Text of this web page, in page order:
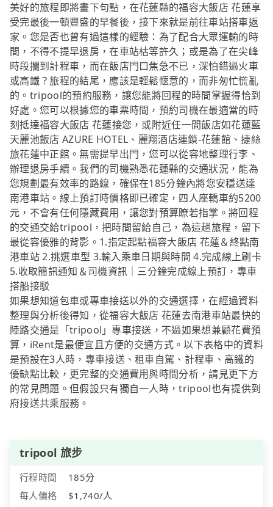
美好的旅程即將畫下句點，在花蓮縣的福容大飯店 花蓮享
受完最後一頓豐盛的早餐後，接下來就是前往車站搭車返
家。您是否也曾有過這樣的經驗：為了配合大眾運輸的時
間，不得不提早退房，在車站枯等許久；或是為了在尖峰
時段攔到計程車，而在飯店門口焦急不已，深怕錯過火車
或高鐵？旅程的結尾，應該是輕鬆愜意的，而非匆忙慌亂
的。tripool的預約服務，讓您能將回程的時間掌握得恰到
好處。您可以根據您的車票時間，預約司機在最適當的時
刻抵達福容大飯店 花蓮接您，或附近任一間飯店如花蓮藍
天麗池飯店 AZURE HOTEL、麗翔酒店連鎖-花蓮館、捷絲
旅花蓮中正館。無需提早出門，您可以從容地整理行李、
辦理退房手續。我們的司機熟悉花蓮縣的交通狀況，能為
您規劃最有效率的路線，確保在185分鐘內將您安穩送達
南港車站。線上預訂時價格即已確定，四人座轎車約5200
元，不會有任何隱藏費用，讓您對預算瞭若指掌。將回程
的交通交給tripool，把時間留給自己，為這趟旅程，留下
最從容優雅的背影。1.指定起點福容大飯店 花蓮＆終點南
港車站 2.挑選車型 3.輸入乘車日期與時間 4.完成線上刷卡
5.收取簡訊通知＆司機資訊｜三分鐘完成線上預訂，專車
搭船接駁
如果想知道包車或專車接送以外的交通選擇，在經過資料
整理與分析後得知，從福容大飯店 花蓮去南港車站最快的
陸路交通是「tripool」專車接送，不過如果想兼顧花費預
算，iRent是最便宜且方便的交通方式。以下表格中的資料
是預設在3人時，專車接送、租車自駕、計程車、高鐵的
優缺點比較，更完整的交通費用與時間分析，請見更下方
的常見問題。但假設只有獨自一人時，tripool也有提供到
府接送共乘服務。
tripool 旅步
行程時間
185分
每人價格
$1,740/人